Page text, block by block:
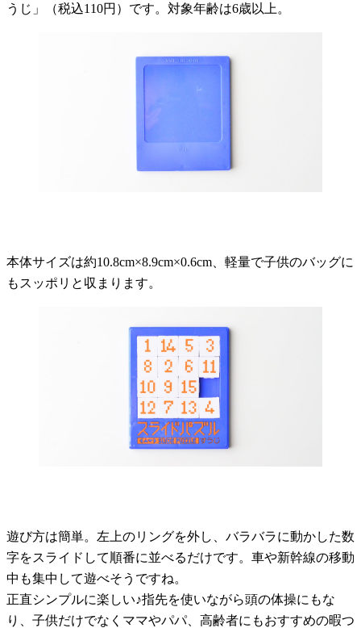
うじ」（税込110円）です。対象年齢は6歳以上。
本体サイズは約10.8cm×8.9cm×0.6cm、軽量で子供のバッグに
もスッポリと収まります。
遊び方は簡単。左上のリングを外し、バラバラに動かした数
字をスライドして順番に並べるだけです。車や新幹線の移動
中も集中して遊べそうですね。
正直シンプルに楽しい♪指先を使いながら頭の体操にもな
り、子供だけでなくママやパパ、高齢者にもおすすめの暇つ